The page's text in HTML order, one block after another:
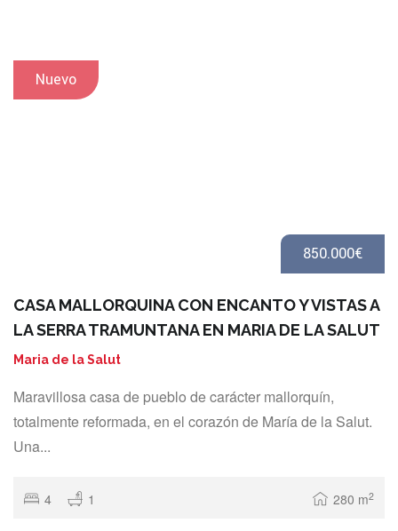
Nuevo
850.000€
CASA MALLORQUINA CON ENCANTO Y VISTAS A
LA SERRA TRAMUNTANA EN MARIA DE LA SALUT
Maria de la Salut
Maravillosa casa de pueblo de carácter mallorquín,
totalmente reformada, en el corazón de María de la Salut.
Una...
4 1 280 m2